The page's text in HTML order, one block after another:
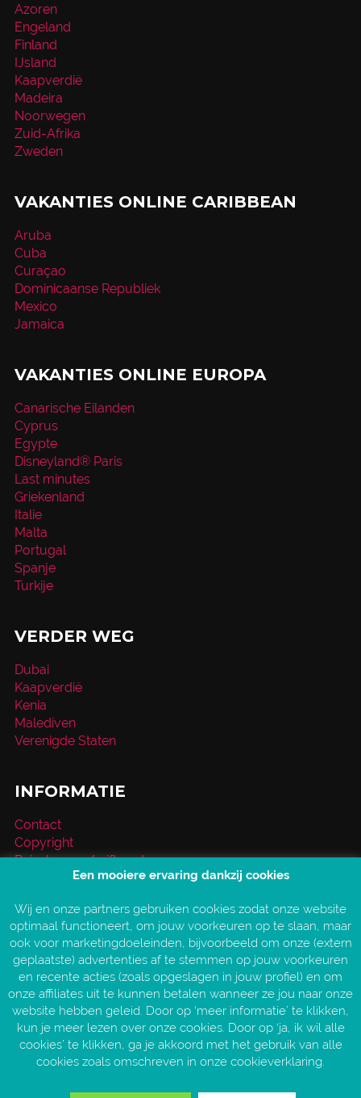
Azoren
Engeland
Finland
IJsland
Kaapverdië
Madeira
Noorwegen
Zuid-Afrika
Zweden
VAKANTIES ONLINE CARIBBEAN
Aruba
Cuba
Curaçao
Dominicaanse Republiek
Mexico
Jamaica
VAKANTIES ONLINE EUROPA
Canarische Eilanden
Cyprus
Egypte
Disneyland® Paris
Last minutes
Griekenland
Italie
Malta
Portugal
Spanje
Turkije
VERDER WEG
Dubai
Kaapverdië
Kenia
Malediven
Verenigde Staten
INFORMATIE
Contact
Copyright
Reischeque / giftcard
Over VakantieXperts
Service en vragen
Vind jouw VakantieXpert
Vacatures
AANGESLOTEN BIJ:
Een mooiere ervaring dankzij cookies
Wij en onze partners gebruiken cookies zodat onze website
optimaal functioneert, om jouw voorkeuren op te slaan, maar
ook voor marketingdoeleinden, bijvoorbeeld om onze (extern
geplaatste) advertenties af te stemmen op jouw voorkeuren
en recente acties (zoals opgeslagen in jouw profiel) en om
onze affiliates uit te kunnen betalen wanneer ze jou naar onze
website hebben geleid. Door op ‘meer informatie’ te klikken,
kun je meer lezen over onze cookies. Door op ‘ja, ik wil alle
cookies’ te klikken, ga je akkoord met het gebruik van alle
cookies zoals omschreven in onze cookieverklaring.